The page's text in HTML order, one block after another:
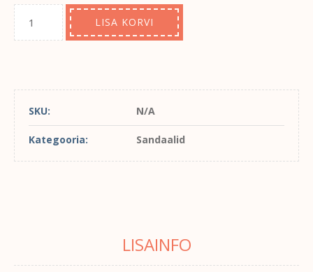
LISA KORVI
SKU: N/A
Kategooria: Sandaalid
LISAINFO